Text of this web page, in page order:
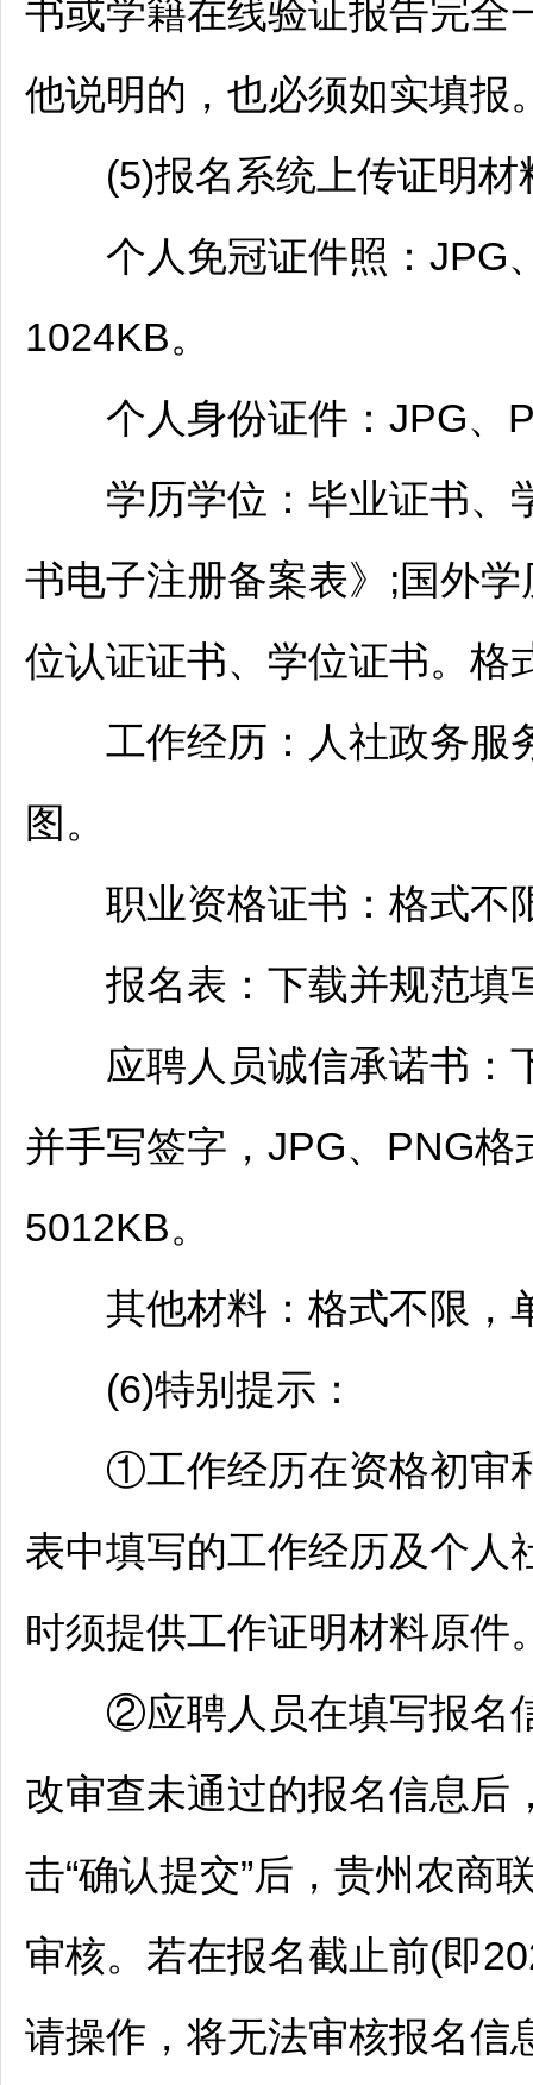
书或学籍在线验证报告完全
他说明的，也必须如实填报
(5)报名系统上传证明材
个人免冠证件照：JPG
1024KB。
个人身份证件：JPG、
学历学位：毕业证书、
书电子注册备案表》;国外
位认证证书、学位证书。格
工作经历：人社政务服
图。
职业资格证书：格式不
报名表：下载并规范填
应聘人员诚信承诺书：
并手写签字，JPG、PNG
5012KB。
其他材料：格式不限，
(6)特别提示：
①工作经历在资格初审和
表中填写的工作经历及个人
时须提供工作证明材料原件
②应聘人员在填写报名信
改审查未通过的报名信息后
击“确认提交”后，贵州农商
审核。若在报名截止前(即
请操作，将无法审核报名信